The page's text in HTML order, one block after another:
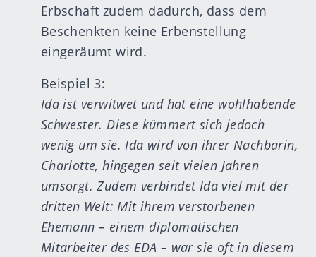
Erbschaft zudem dadurch, dass dem
Beschenkten keine Erbenstellung
eingeräumt wird.
Beispiel 3:
Ida ist verwitwet und hat eine wohlhabende
Schwester. Diese kümmert sich jedoch
wenig um sie. Ida wird von ihrer Nachbarin,
Charlotte, hingegen seit vielen Jahren
umsorgt. Zudem verbindet Ida viel mit der
dritten Welt: Mit ihrem verstorbenen
Ehemann – einem diplomatischen
Mitarbeiter des EDA – war sie oft in diesem